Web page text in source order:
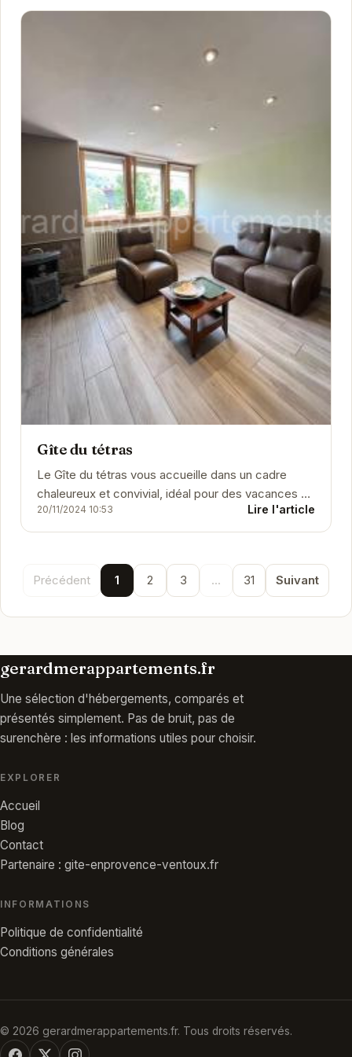
Gîte du tétras
Le Gîte du tétras vous accueille dans un cadre
chaleureux et convivial, idéal pour des vacances en
famille ou entre amis. Profitez d'un séjour au...
20/11/2024 10:53 Lire l'article
Précédent 1 2 3 ... 31 Suivant
gerardmerappartements.fr
Une sélection d'hébergements, comparés et
présentés simplement. Pas de bruit, pas de
surenchère : les informations utiles pour choisir.
EXPLORER
Accueil
Blog
Contact
Partenaire : gite-enprovence-ventoux.fr
INFORMATIONS
Politique de confidentialité
Conditions générales
© 2026 gerardmerappartements.fr. Tous droits réservés.